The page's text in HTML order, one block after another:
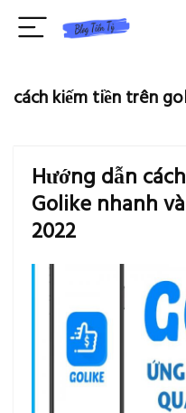
cách kiếm tiền trên
Hướng dẫn
Golike nhanh
2022